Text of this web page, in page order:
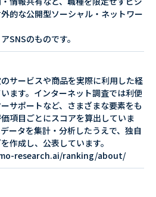
的な公開型ソーシャル・ネットワー
SNSのものです。
サービスや商品を実際に利用した経
ます。インターネット調査では利便
サポートなど、さまざまな要素をも
項目ごとにスコアを算出していま
ータを集計・分析したうえで、独自
作成し、公表しています。
research.ai/ranking/about/